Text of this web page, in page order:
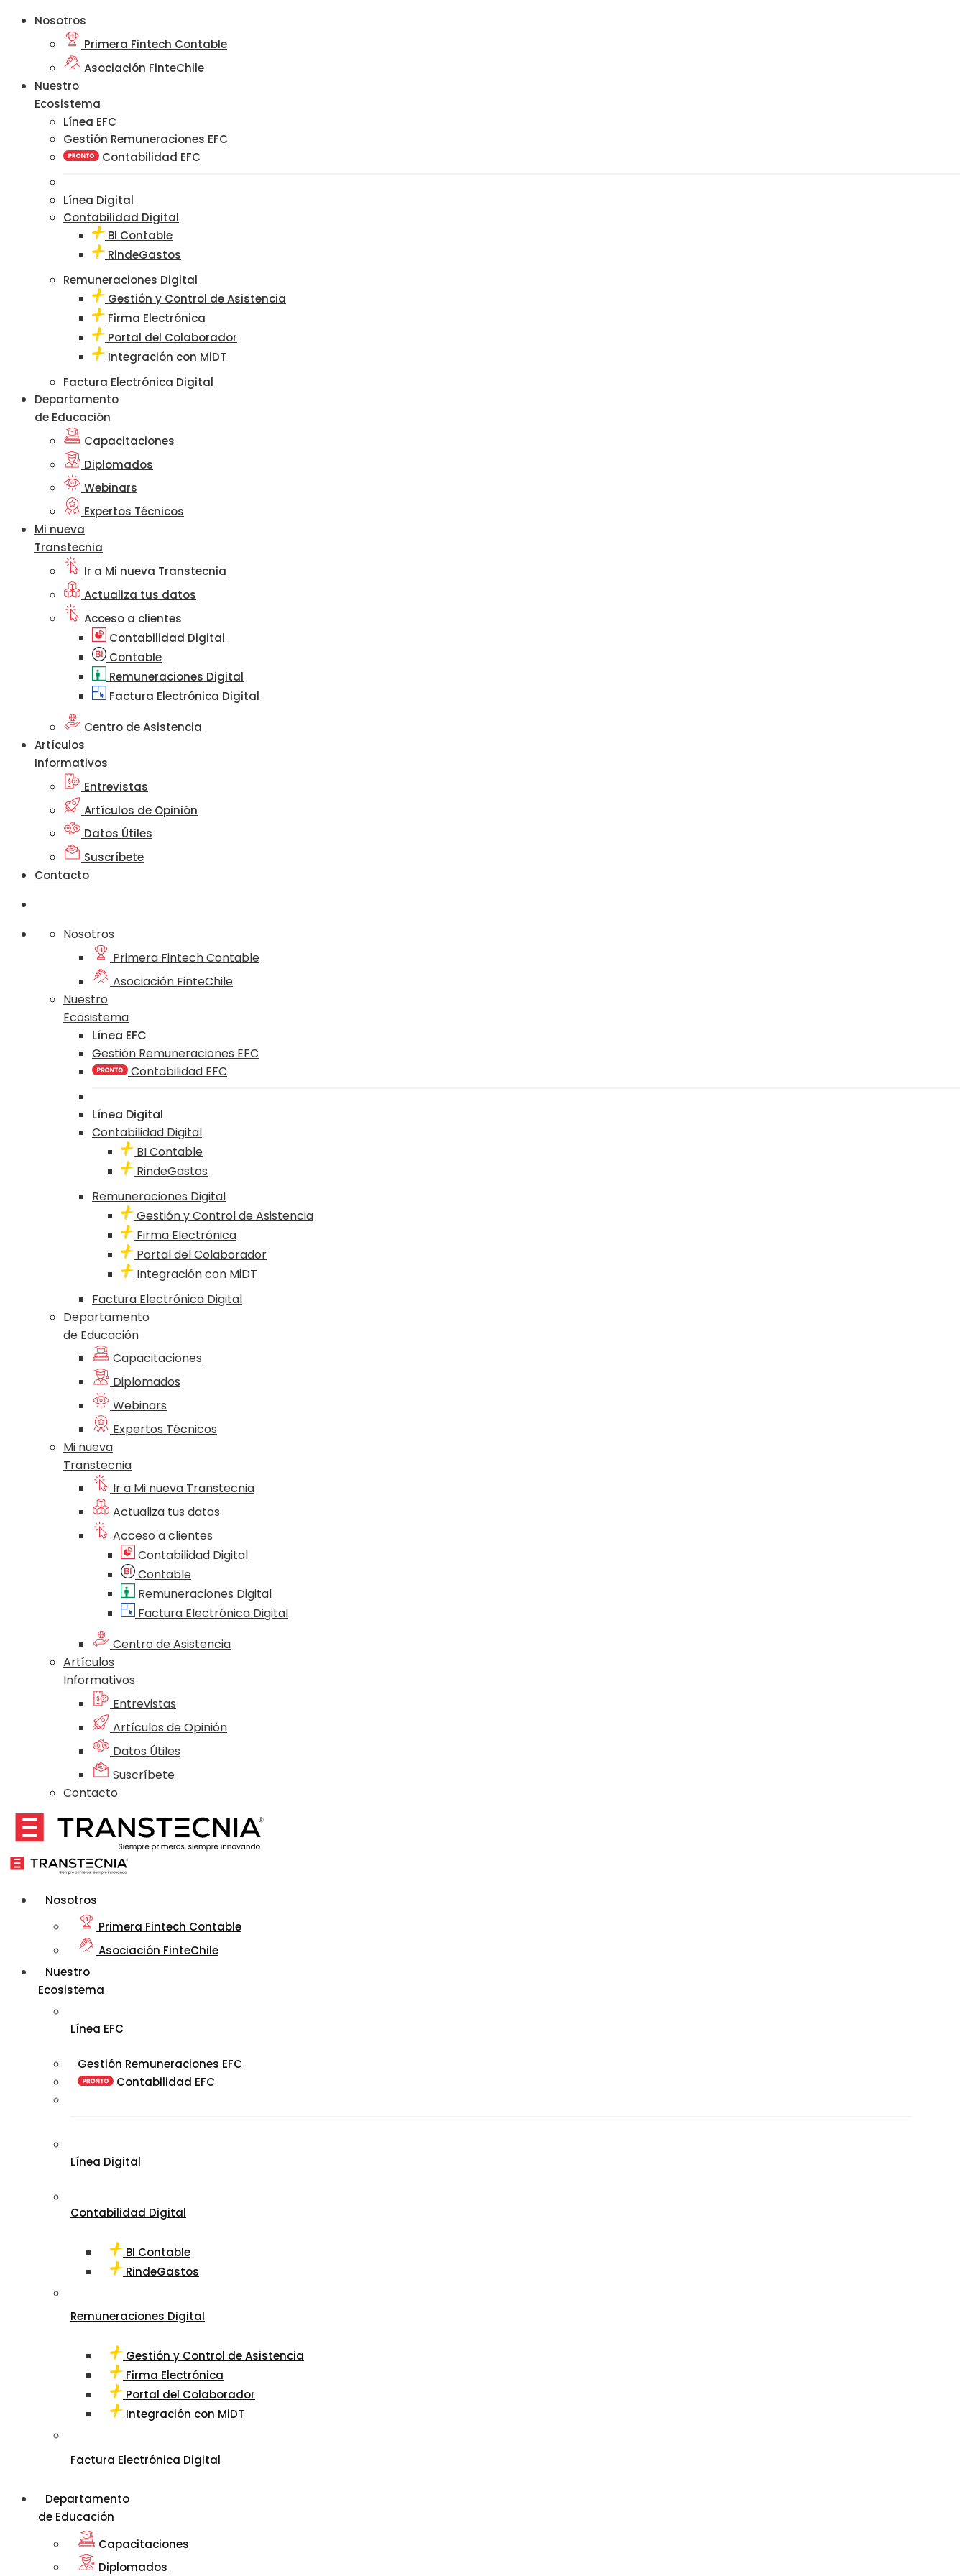
Nosotros
Primera Fintech Contable
Asociación FinteChile
Nuestro
Ecosistema
Línea EFC
Gestión Remuneraciones EFC
Contabilidad EFC
Línea Digital
Contabilidad Digital
BI Contable
RindeGastos
Remuneraciones Digital
Gestión y Control de Asistencia
Firma Electrónica
Portal del Colaborador
Integración con MiDT
Factura Electrónica Digital
Departamento
de Educación
Capacitaciones
Diplomados
Webinars
Expertos Técnicos
Mi nueva
Transtecnia
Ir a Mi nueva Transtecnia
Actualiza tus datos
Acceso a clientes
Contabilidad Digital
Contable
Remuneraciones Digital
Factura Electrónica Digital
Centro de Asistencia
Artículos
Informativos
Entrevistas
Artículos de Opinión
Datos Útiles
Suscríbete
Contacto
Nosotros
Primera Fintech Contable
Asociación FinteChile
Nuestro
Ecosistema
Línea EFC
Gestión Remuneraciones EFC
Contabilidad EFC
Línea Digital
Contabilidad Digital
BI Contable
RindeGastos
Remuneraciones Digital
Gestión y Control de Asistencia
Firma Electrónica
Portal del Colaborador
Integración con MiDT
Factura Electrónica Digital
Departamento
de Educación
Capacitaciones
Diplomados
Webinars
Expertos Técnicos
Mi nueva
Transtecnia
Ir a Mi nueva Transtecnia
Actualiza tus datos
Acceso a clientes
Contabilidad Digital
Contable
Remuneraciones Digital
Factura Electrónica Digital
Centro de Asistencia
Artículos
Informativos
Entrevistas
Artículos de Opinión
Datos Útiles
Suscríbete
Contacto
Nosotros
Primera Fintech Contable
Asociación FinteChile
Nuestro
Ecosistema
Línea EFC
Gestión Remuneraciones EFC
Contabilidad EFC
Línea Digital
Contabilidad Digital
BI Contable
RindeGastos
Remuneraciones Digital
Gestión y Control de Asistencia
Firma Electrónica
Portal del Colaborador
Integración con MiDT
Factura Electrónica Digital
Departamento
de Educación
Capacitaciones
Diplomados